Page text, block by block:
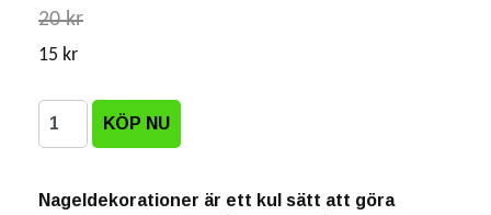
20 kr
15 kr
Nageldekorationer är ett kul sätt att göra